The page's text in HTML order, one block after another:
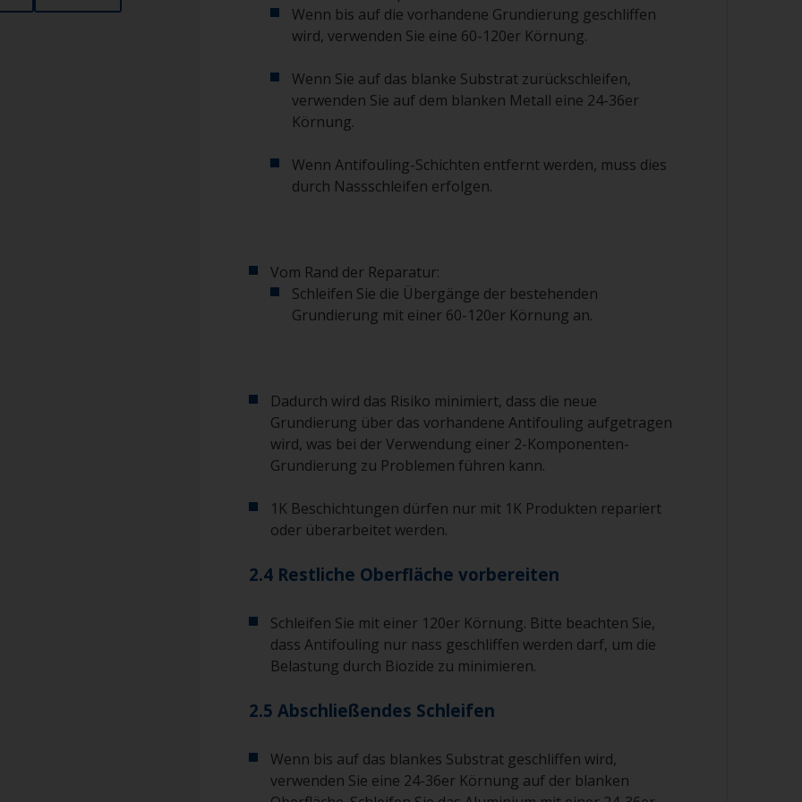
Wenn bis auf die vorhandene Grundierung geschliffen
wird, verwenden Sie eine 60-120er Körnung.
Wenn Sie auf das blanke Substrat zurückschleifen,
verwenden Sie auf dem blanken Metall eine 24-36er
Körnung.
Wenn Antifouling-Schichten entfernt werden, muss dies
durch Nassschleifen erfolgen.
Vom Rand der Reparatur:
Schleifen Sie die Übergänge der bestehenden
Grundierung mit einer 60-120er Körnung an.
Dadurch wird das Risiko minimiert, dass die neue
Grundierung über das vorhandene Antifouling aufgetragen
wird, was bei der Verwendung einer 2-Komponenten-
Grundierung zu Problemen führen kann.
1K Beschichtungen dürfen nur mit 1K Produkten repariert
oder überarbeitet werden.
2.4 Restliche Oberfläche vorbereiten
Schleifen Sie mit einer 120er Körnung. Bitte beachten Sie,
dass Antifouling nur nass geschliffen werden darf, um die
Belastung durch Biozide zu minimieren.
2.5 Abschließendes Schleifen
Wenn bis auf das blankes Substrat geschliffen wird,
verwenden Sie eine 24-36er Körnung auf der blanken